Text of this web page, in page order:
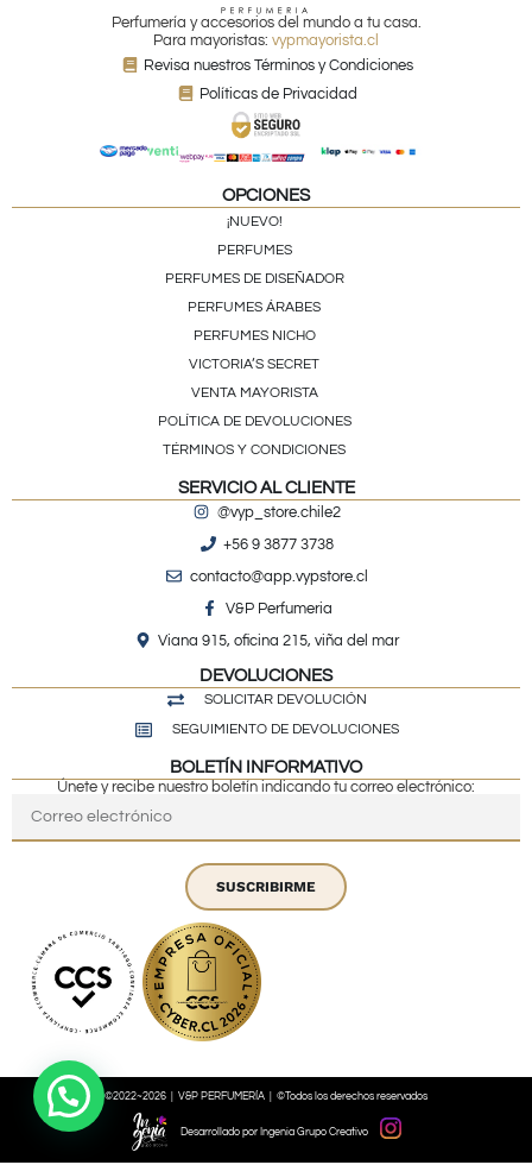
Perfumería y accesorios del mundo a tu casa.
Para mayoristas: vypmayorista.cl
Revisa nuestros Términos y Condiciones
Políticas de Privacidad
OPCIONES
¡NUEVO!
PERFUMES
PERFUMES DE DISEÑADOR
PERFUMES ÁRABES
PERFUMES NICHO
VICTORIA’S SECRET
VENTA MAYORISTA
POLÍTICA DE DEVOLUCIONES
TÉRMINOS Y CONDICIONES
SERVICIO AL CLIENTE
@vyp_store.chile2
+56 9 3877 3738
contacto@app.vypstore.cl
V&P Perfumeria
Viana 915, oficina 215, viña del mar
DEVOLUCIONES
SOLICITAR DEVOLUCIÓN
SEGUIMIENTO DE DEVOLUCIONES
BOLETÍN INFORMATIVO
Únete y recibe nuestro boletín indicando tu correo electrónico:
SUSCRIBIRME
©2022~2026 | V&P PERFUMERÍA | ©Todos los derechos reservados
Desarrollado por Ingenia Grupo Creativo